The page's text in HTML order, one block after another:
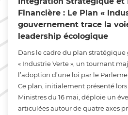
Financière : Le Plan «
gouvernement trace la
leadership écologique
Dans le cadre du plan
« Industrie Verte », un tournant
l’adoption d’une loi par le
Ce plan, initialement présenté lors
Ministres du 16 mai, déploie un
articulées autour de quatre axes